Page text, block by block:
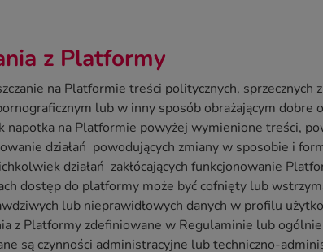
z Platformy
na Platformie treści politycznych, sprzecznych
lub w inny sposób obrażającym dobre
napotka na Platformie powyżej wymienione treści,
działań powodujących zmiany w sposobie i
działań zakłócających funkcjonowanie
dostęp do platformy może być cofnięty lub
lub nieprawidłowych danych w profilu
z Platformy zdefiniowane w Regulaminie lub
są czynności administracyjne lub techniczno-